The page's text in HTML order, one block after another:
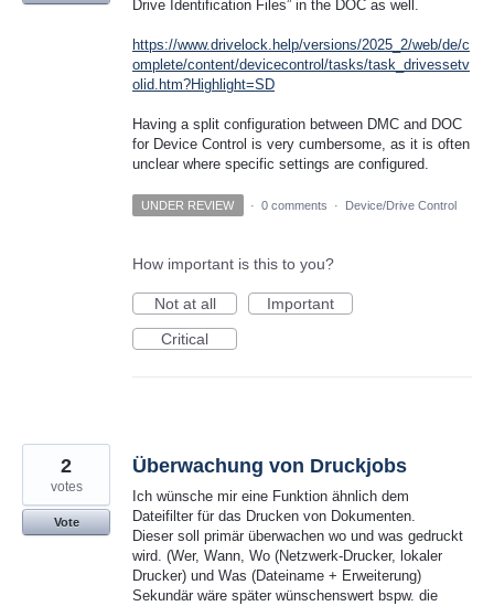
Drive Identification Files” in the DOC as well.
https://www.drivelock.help/versions/2025_2/web/de/c
omplete/content/devicecontrol/tasks/task_drivessetv
olid.htm?Highlight=SD
Having a split configuration between DMC and DOC
for Device Control is very cumbersome, as it is often
unclear where specific settings are configured.
UNDER REVIEW · 0 comments · Device/Drive Control
How important is this to you?
Not at all
Important
Critical
Überwachung von Druckjobs
Ich wünsche mir eine Funktion ähnlich dem
Dateifilter für das Drucken von Dokumenten.
Dieser soll primär überwachen wo und was gedruckt
wird. (Wer, Wann, Wo (Netzwerk-Drucker, lokaler
Drucker) und Was (Dateiname + Erweiterung)
Sekundär wäre später wünschenswert bspw. die
2
votes
Vote